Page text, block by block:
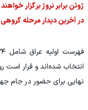
در آخرین دیدار مرحله گروهی روز ۲۶ ژوئن مقابل سنگال قرار
نهایی برای حضور در جام